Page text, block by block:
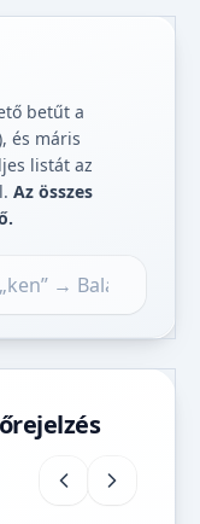
betűt a
és máris
listát az
Az összes